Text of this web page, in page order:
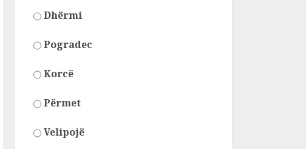
Dhërmi
Pogradec
Korcë
Përmet
Velipojë